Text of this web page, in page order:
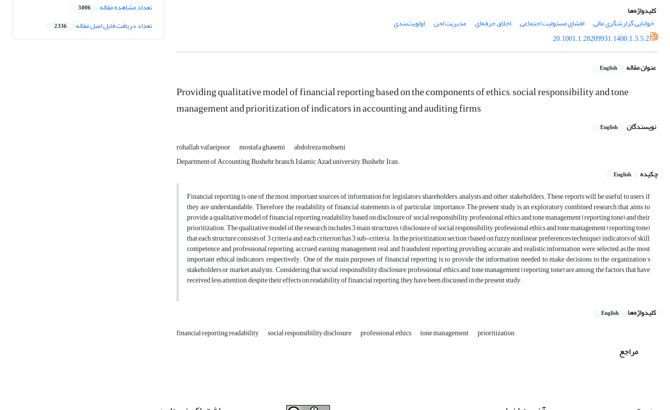
کلیدواژه‌ها
خوانایی گزارشگری مالی
افشای مسئولیت اجتماعی اخلاق حرفه‌ای مدیریت لحن
اولویت‌بندی
20.1001.1.28209931.1400.1.3.5.2
عنوان مقاله English
Providing qualitative model of financial reporting based on the components of ethics, social responsibility and tone
management and prioritization of indicators in accounting and auditing firms
نویسندگان English
rohallah vafaeipoor mostafa ghasemi
abdolreza mohseni
Department of Accounting, Bushehr branch, Islamic Azad university, Bushehr, Iran.
چکیده
English
Financial reporting is one of the most important sources of information for legislators, shareholders, analysts and other stakeholders. These reports will be useful to users if
they are understandable. Therefore, the readability of financial statements is of particular importance.The present study is an exploratory combined research that aims to
provide a qualitative model of financial reporting readability based on disclosure of social responsibility, professional ethics and tone management (reporting tone) and their
prioritization. The qualitative model of the research includes 3 main structures (disclosure of social responsibility, professional ethics and tone management (reporting tone)
that each structure consists of 3 criteria and each criterion has 3 sub-criteria. In the prioritization section (based on fuzzy nonlinear preferences technique), indicators of skill,
competence and professional reporting, accrued earning management, real and fraudulent reporting, providing accurate and realistic information were selected as the most
important ethical indicators, respectively. One of the main purposes of financial reporting is to provide the information needed to make decisions to the organization’s
stakeholders or market analysts. Considering that social responsibility disclosure, professional ethics and tone management (reporting tone) are among the factors that have
received less attention, despite their effects on readability of financial reporting, they have been discussed in the present study.
کلیدواژه‌ها English
financial reporting readability social responsibility disclosure professional ethics tone management prioritization
مراجع
تعداد مشاهده مقاله 3,006
تعداد دریافت فایل اصل مقاله 2,336